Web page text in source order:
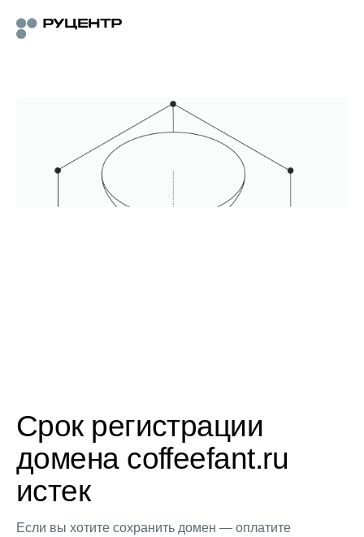
Срок регистрации
домена coffeefant.ru
истек
Если вы хотите сохранить домен — оплатите